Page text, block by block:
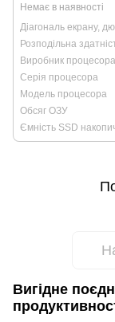
Немає в наявності
Діагональ екрану,
Розподільна
Виробник процесора
Серія процесора
Модель процесора
Обсяг ОЗУ
Ємність SSD
Вигідне